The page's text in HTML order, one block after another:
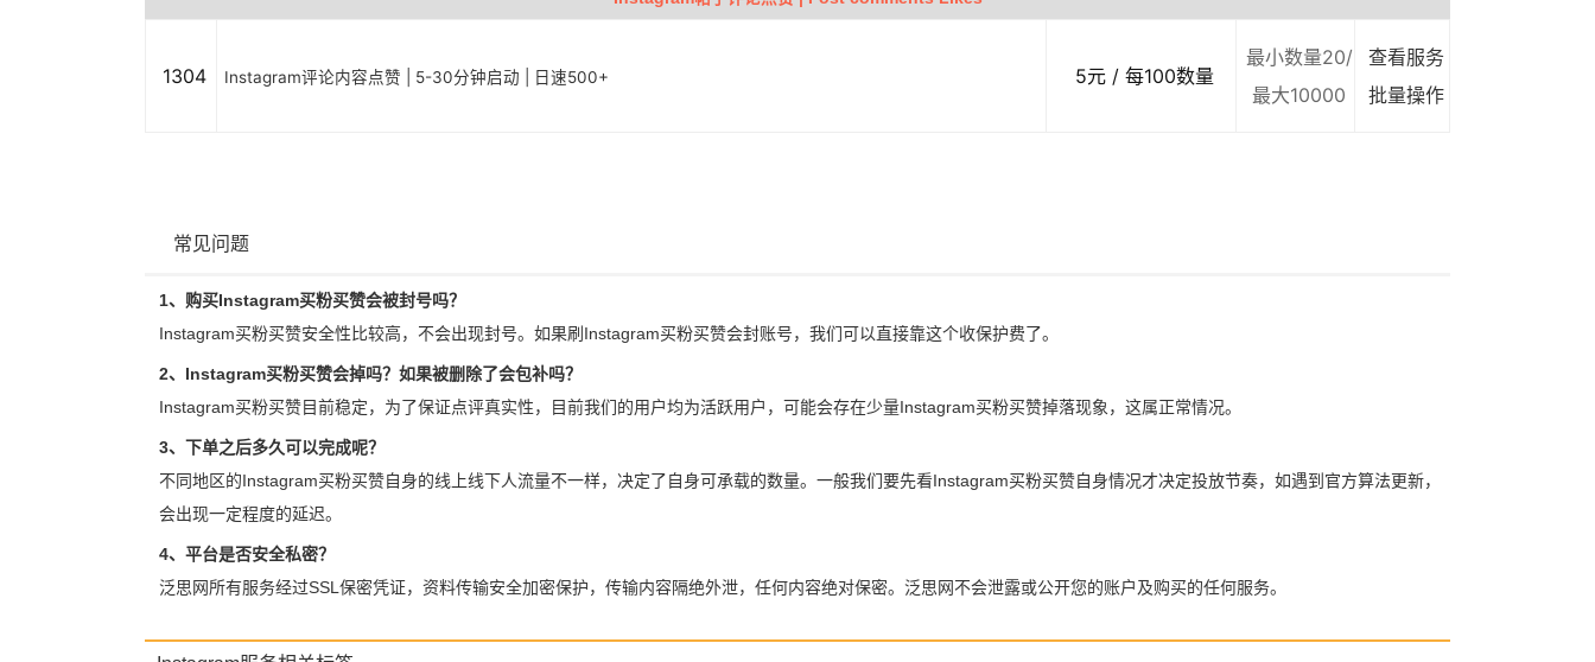
1304 Instagram评论内容点赞 | 5-30分钟启动 | 日速500+ 5元 / 每100数量
最小数量20/
最大10000
查看服务
批量操作
常见问题
1、购买Instagram买粉买赞会被封号吗？
Instagram买粉买赞安全性比较高，不会出现封号。如果刷Instagram买粉买赞会封账号，我们可以直接靠这个收保护费了。
2、Instagram买粉买赞会掉吗？如果被删除了会包补吗？
Instagram买粉买赞目前稳定，为了保证点评真实性，目前我们的用户均为活跃用户，可能会存在少量Instagram买粉买赞掉落现象，这属正常情况。
3、下单之后多久可以完成呢？
不同地区的Instagram买粉买赞自身的线上线下人流量不一样，决定了自身可承载的数量。一般我们要先看Instagram买粉买赞自身情况才决定投放节奏，如遇到官方算法更新，
会出现一定程度的延迟。
4、平台是否安全私密？
泛思网所有服务经过SSL保密凭证，资料传输安全加密保护，传输内容隔绝外泄，任何内容绝对保密。泛思网不会泄露或公开您的账户及购买的任何服务。